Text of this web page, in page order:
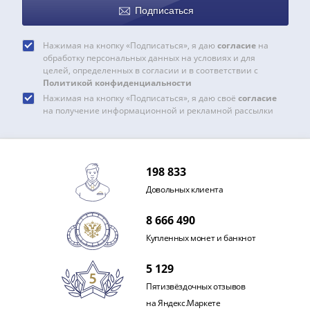
Подписаться
Нажимая на кнопку «Подписаться», я даю согласиена
обработку персональных данных на условиях и для
целей, определенных в согласии и в соответствии с
Политикой конфиденциальности
Нажимая на кнопку «Подписаться», я даю своё согласие
на получение информационной и рекламной рассылки
198 833
Довольных клиента
8 666 490
Купленных монет и банкнот
5 129
Пятизвёздочных отзывов
на Яндекс.Маркете